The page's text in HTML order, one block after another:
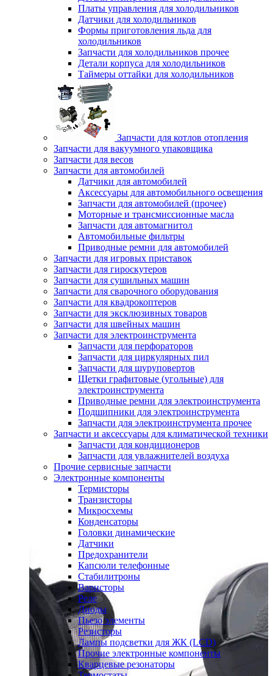
Платы управления для холодильников
Датчики для холодильников
Формы приготовления льда для
холодильников
Запчасти для холодильников прочее
Детали корпуса для холодильников
Таймеры оттайки для холодильников
Запчасти для котлов отопления
Запчасти для вакуумного упаковщика
Запчасти для весов
Запчасти для автомобилей
Датчики для автомобилей
Аксессуары для автомобильного освещения
Запчасти для автомобилей (прочее)
Моторные и трансмиссионные масла
Запчасти для автомагнитол
Автомобильные фильтры
Приводные ремни для автомобилей
Запчасти для игровых приставок
Запчасти для гироскутеров
Запчасти для сушильных машин
Запчасти для сварочного оборудования
Запчасти для квадрокоптеров
Запчасти для эксклюзивных товаров
Запчасти для швейных машин
Запчасти для электроинструмента
Запчасти для перфораторов
Запчасти для циркулярных пил
Запчасти для шуруповертов
Щетки графитовые (угольные) для
электроинструмента
Приводные ремни для электроинструмента
Подшипники для электроинструмента
Запчасти для электроинструмента прочее
Запчасти и аксессуары для климатической техники
Запчасти для кондиционеров
Запчасти для увлажнителей воздуха
Прочие сервисные запчасти
Электронные компоненты
Термисторы
Транзисторы
Микросхемы
Конденсаторы
Головки динамические
Датчики
Предохранители
Капсюли телефонные
Стабилитроны
Варисторы
Реле
Диоды
Пьезо элементы
Резисторы
Лампы подсветки для ЖК (LCD)
Прочие электронные компоненты
Кварцевые резонаторы